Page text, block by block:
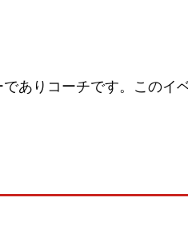
りコーチです。こ